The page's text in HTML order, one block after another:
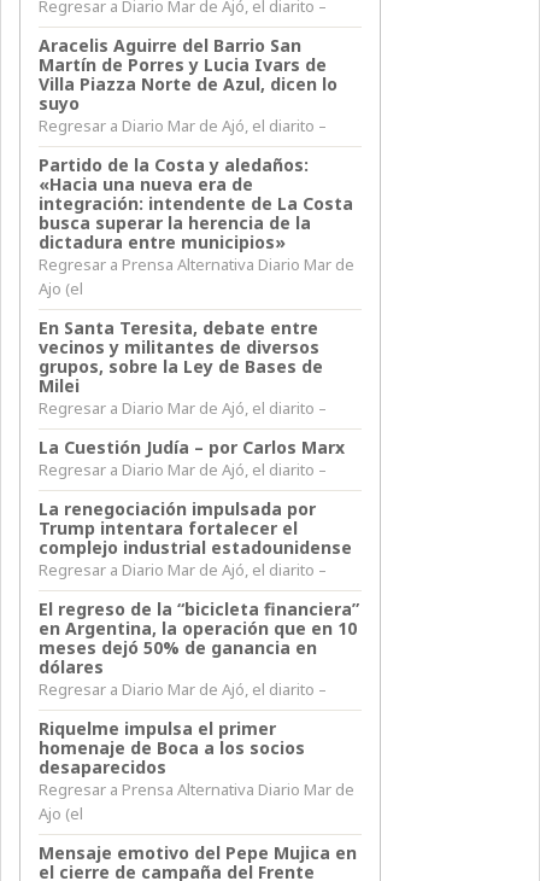
Regresar a Diario Mar de Ajó, el diarito –
Aracelis Aguirre del Barrio San
Martín de Porres y Lucia Ivars de
Villa Piazza Norte de Azul, dicen lo
suyo
Regresar a Diario Mar de Ajó, el diarito –
Partido de la Costa y aledaños:
«Hacia una nueva era de
integración: intendente de La Costa
busca superar la herencia de la
dictadura entre municipios»
Regresar a Prensa Alternativa Diario Mar de
Ajo (el
En Santa Teresita, debate entre
vecinos y militantes de diversos
grupos, sobre la Ley de Bases de
Milei
Regresar a Diario Mar de Ajó, el diarito –
La Cuestión Judía – por Carlos Marx
Regresar a Diario Mar de Ajó, el diarito –
La renegociación impulsada por
Trump intentara fortalecer el
complejo industrial estadounidense
Regresar a Diario Mar de Ajó, el diarito –
El regreso de la “bicicleta financiera”
en Argentina, la operación que en 10
meses dejó 50% de ganancia en
dólares
Regresar a Diario Mar de Ajó, el diarito –
Riquelme impulsa el primer
homenaje de Boca a los socios
desaparecidos
Regresar a Prensa Alternativa Diario Mar de
Ajo (el
Mensaje emotivo del Pepe Mujica en
el cierre de campaña del Frente